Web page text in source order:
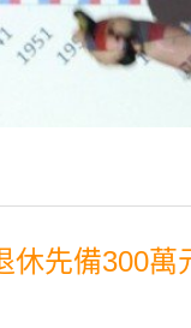
休先備300萬